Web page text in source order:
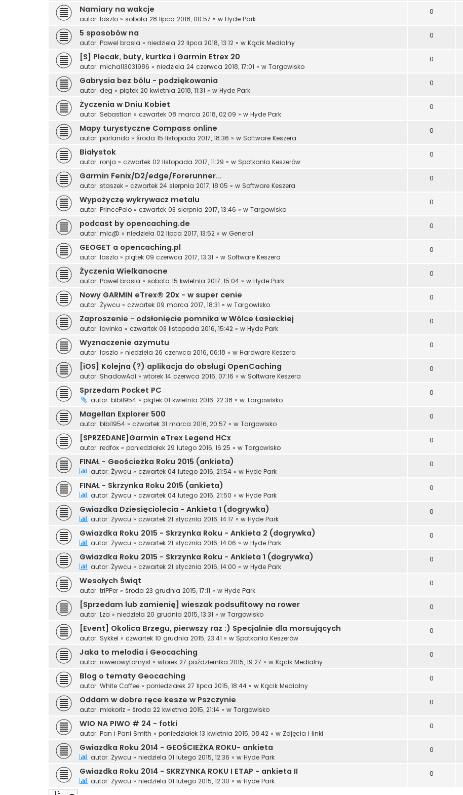
Namiary na wakcje
autor: laszlo » sobota 28 lipca 2018, 00:57 » w Hyde Park
0
5 sposobów na
autor: Pawel brasia » niedziela 22 lipca 2018, 13:12 » w Kącik Medialny
0
[S] Plecak, buty, kurtka i Garmin Etrex 20
autor: michal13031986 » niedziela 24 czerwca 2018, 17:01 » w Targowisko
0
Gabrysia bez bólu - podziękowania
autor: deg » piątek 20 kwietnia 2018, 11:31 » w Hyde Park
0
Życzenia w Dniu Kobiet
autor: Sebastian » czwartek 08 marca 2018, 02:09 » w Hyde Park
0
Mapy turystyczne Compass online
autor: parlando » środa 15 listopada 2017, 18:36 » w Software Keszera
0
Białystok
autor: ronja » czwartek 02 listopada 2017, 11:29 » w Spotkania Keszerów
0
Garmin Fenix/D2/edge/Forerunner...
autor: staszek » czwartek 24 sierpnia 2017, 18:05 » w Software Keszera
0
Wypożyczę wykrywacz metalu
autor: PrincePolo » czwartek 03 sierpnia 2017, 13:46 » w Targowisko
0
podcast by opencaching.de
autor: mic@ » niedziela 02 lipca 2017, 13:52 » w General
0
GEOGET a opencaching.pl
autor: laszlo » piątek 09 czerwca 2017, 13:31 » w Software Keszera
0
Życzenia Wielkanocne
autor: Pawel brasia » sobota 15 kwietnia 2017, 15:04 » w Hyde Park
0
Nowy GARMIN eTrex® 20x - w super cenie
autor: Żywcu » czwartek 09 marca 2017, 18:31 » w Targowisko
0
Zaproszenie - odsłonięcie pomnika w Wólce Łasieckiej
autor: lavinka » czwartek 03 listopada 2016, 15:42 » w Hyde Park
0
Wyznaczenie azymutu
autor: laszlo » niedziela 26 czerwca 2016, 06:18 » w Hardware Keszera
0
[iOS] Kolejna (?) aplikacja do obsługi OpenCaching
autor: ShadowAdi » wtorek 14 czerwca 2016, 07:16 » w Software Keszera
0
Sprzedam Pocket PC
autor: bibi1954 » piątek 01 kwietnia 2016, 22:38 » w Targowisko
0
Magellan Explorer 500
autor: bibi1954 » czwartek 31 marca 2016, 20:57 » w Targowisko
0
[SPRZEDANE]Garmin eTrex Legend HCx
autor: redfox » poniedziałek 29 lutego 2016, 16:25 » w Targowisko
0
FINAŁ - Geościeżka Roku 2015 (ankieta)
autor: Żywcu » czwartek 04 lutego 2016, 21:54 » w Hyde Park
0
FINAŁ - Skrzynka Roku 2015 (ankieta)
autor: Żywcu » czwartek 04 lutego 2016, 21:50 » w Hyde Park
0
Gwiazdka Dziesięciolecia - Ankieta 1 (dogrywka)
autor: Żywcu » czwartek 21 stycznia 2016, 14:17 » w Hyde Park
0
Gwiazdka Roku 2015 - Skrzynka Roku - Ankieta 2 (dogrywka)
autor: Żywcu » czwartek 21 stycznia 2016, 14:06 » w Hyde Park
0
Gwiazdka Roku 2015 - Skrzynka Roku - Ankieta 1 (dogrywka)
autor: Żywcu » czwartek 21 stycznia 2016, 14:00 » w Hyde Park
0
Wesołych Świąt
autor: triPPer » środa 23 grudnia 2015, 17:11 » w Hyde Park
0
[Sprzedam lub zamienię] wieszak podsufitowy na rower
autor: Lza » niedziela 20 grudnia 2015, 13:31 » w Targowisko
0
[Event] Okolica Brzegu, pierwszy raz :) Specjalnie dla morsujących
autor: Sykkel » czwartek 10 grudnia 2015, 23:41 » w Spotkania Keszerów
0
Jaka to melodia i Geocaching
autor: rowerowytomysl » wtorek 27 października 2015, 19:27 » w Kącik Medialny
0
Blog o tematy Geocaching
autor: White Coffee » poniedziałek 27 lipca 2015, 18:44 » w Kącik Medialny
0
Oddam w dobre ręce kesze w Pszczynie
autor: mlekorlz » środa 22 kwietnia 2015, 21:14 » w Targowisko
0
WIO NA PIWO # 24 - fotki
autor: Pan i Pani Smith » poniedziałek 13 kwietnia 2015, 08:42 » w Zdjęcia i linki
0
Gwiazdka Roku 2014 - GEOŚCIEŻKA ROKU- ankieta
autor: Żywcu » niedziela 01 lutego 2015, 12:36 » w Hyde Park
0
Gwiazdka Roku 2014 - SKRZYNKA ROKU I ETAP - ankieta II
autor: Żywcu » niedziela 01 lutego 2015, 12:30 » w Hyde Park
0